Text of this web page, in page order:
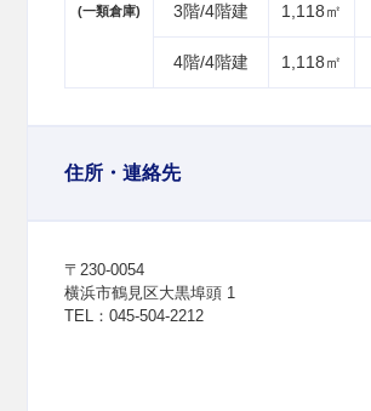
(一類倉庫) 3階/4階建 1,118㎡
4階/4階建 1,118㎡
住所・連絡先
〒230-0054
横浜市鶴見区大黒埠頭 1
TEL：045-504-2212